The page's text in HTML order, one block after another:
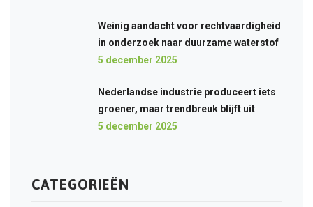
Weinig aandacht voor rechtvaardigheid
in onderzoek naar duurzame waterstof
5 december 2025
Nederlandse industrie produceert iets
groener, maar trendbreuk blijft uit
5 december 2025
CATEGORIEËN